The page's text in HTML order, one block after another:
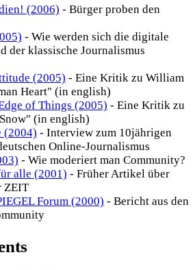
(2006) - Bürger proben den
- Wie werden sich die digitale
der klassische Journalismus
(2005) - Eine Kritik zu William
Heart" (in english)
of Things (2005) - Eine Kritik zu
(in english)
(2004) - Interview zum 10jährigen
Online-Journalismus
- Wie moderiert man Community?
alle (2001) - Früher Artikel über
ZEIT
Forum (2000) - Bericht aus den